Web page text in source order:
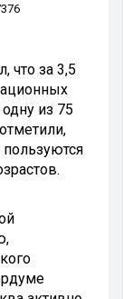
что за 3,5
из 75
пользуются